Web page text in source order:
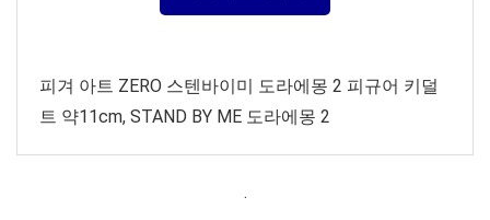
피겨 아트 ZERO 스텐바이미 도라에몽 2 피규어 키덜
트 약11cm, STAND BY ME 도라에몽 2
.